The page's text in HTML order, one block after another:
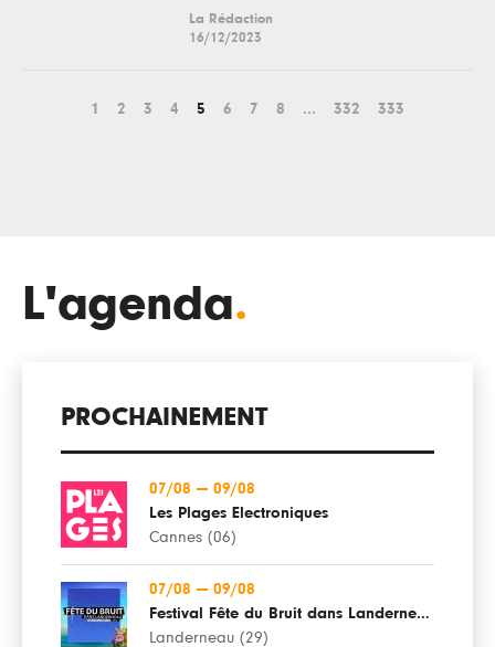
La Rédaction
16/12/2023
1 2 3 4 5 6 7 8 ... 332 333
L'agenda.
PROCHAINEMENT
07/08 — 09/08
Les Plages Electroniques
Cannes (06)
07/08 — 09/08
Festival Fête du Bruit dans Landerneau
Landerneau (29)